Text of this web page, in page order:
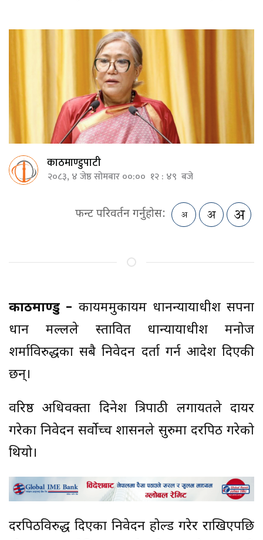
काठमाण्डुपाटी
२०८३, ४ जेष्ठ सोमबार ००:०० १२ : ४९ बजे
फन्ट परिवर्तन गर्नुहोस:
काठमाण्डु – कायममुकायम प्रधानन्यायाधीश सपना
प्रधान मल्लले प्रस्तावित प्रधान्यायाधीश मनोज
शर्माविरुद्धका सबै निवेदन दर्ता गर्न आदेश दिएकी
छन्।
वरिष्ठ अधिवक्ता दिनेश त्रिपाठी लगायतले दायर
गरेका निवेदन सर्वोच्च प्रशासनले सुरुमा दरपिठ गरेको
थियो।
दरपिठविरुद्ध दिएका निवेदन होल्ड गरेर राखिएपछि